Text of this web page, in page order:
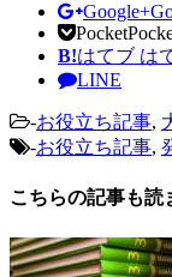
Google+
Pocket
B!はてブ は
LINE
-お役立ち記事,
-お役立ち記事,
こちらの記事も読